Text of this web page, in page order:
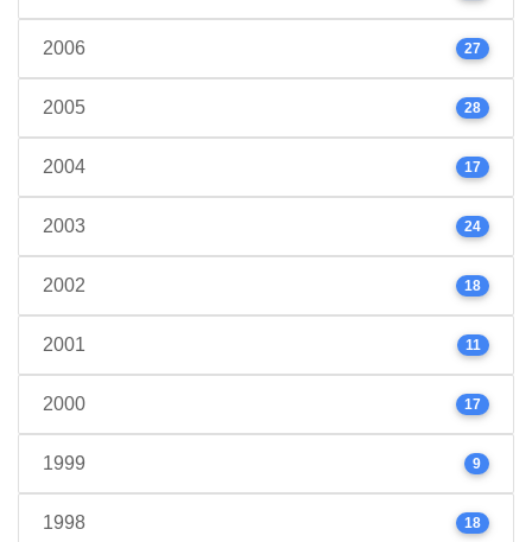
2006 27
2005 28
2004 17
2003 24
2002 18
2001 11
2000 17
1999 9
1998 18